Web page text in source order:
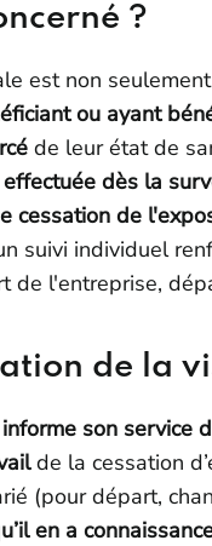
?
est non
ou ayant
de leur état de
dès la
cessation de
suivi individuel
de l'entreprise,
de la
informe son service
de la cessation
(pour départ,
en a